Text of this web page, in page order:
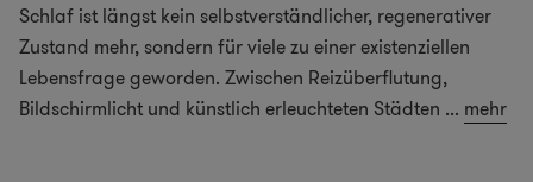
Schlaf ist längst kein selbstverständlicher, regenerativer
Zustand mehr, sondern für viele zu einer existenziellen
Lebensfrage geworden. Zwischen Reizüberflutung,
Bildschirmlicht und künstlich erleuchteten Städten ... mehr